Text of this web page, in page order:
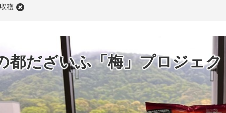
穫
都だざいふ「梅」プロジェク